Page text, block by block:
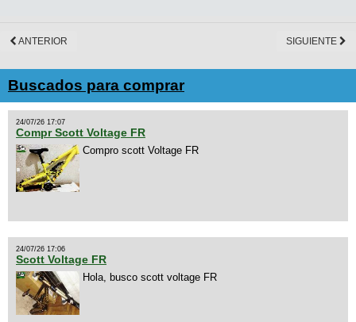
ANTERIOR SIGUIENTE
Buscados para comprar
24/07/26 17:07
Compr Scott Voltage FR
Compro scott Voltage FR
24/07/26 17:06
Scott Voltage FR
Hola, busco scott voltage FR